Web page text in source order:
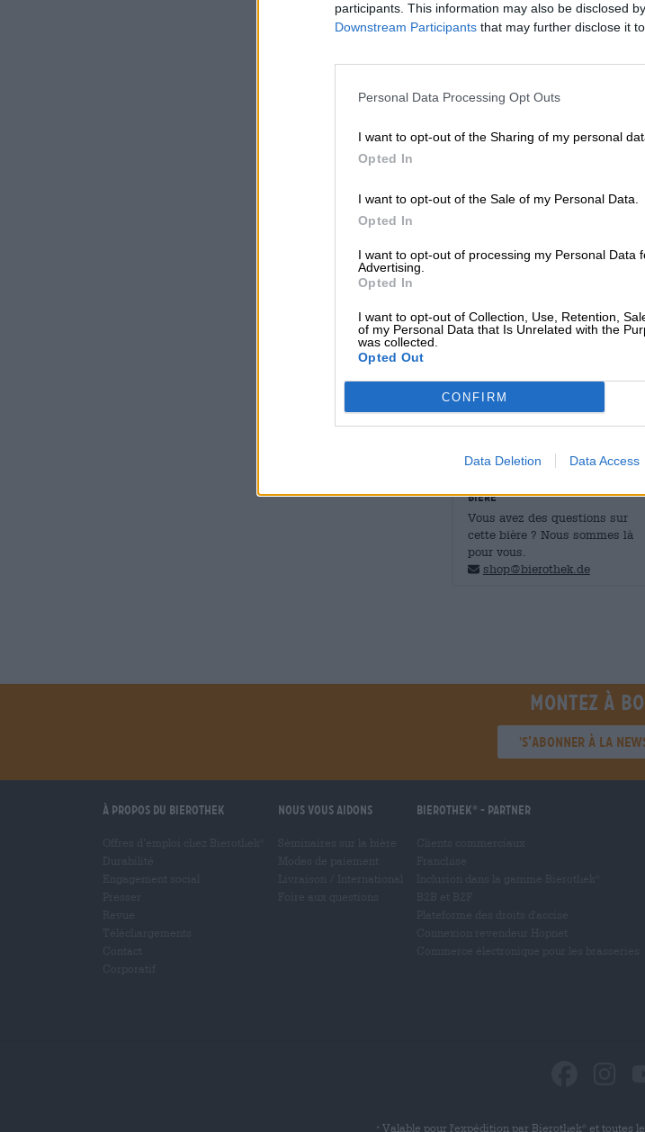
participants. This information may also be disclosed
Downstream Participants that may further disclose it
Personal Data Processing Opt Outs
I want to opt-out of the Sharing of my personal
Opted In
I want to opt-out of the Sale of my Personal Data.
Opted In
I want to opt-out of processing my Personal Data
Advertising.
Opted In
I want to opt-out of Collection, Use, Retention,
of my Personal Data that Is Unrelated with the
was collected.
Opted Out
CONFIRM
Data Deletion Data Access
Description Info
La Pilsner classique est un
de houblon et pas de
La brasserie Musa ne
véritable claque de
traditionnelle contient
variété de saveurs dans le
Musas Psycho Pilsner se
bouquet allant de l'herbe
de grain robuste et de malt
apporte du contraste et
couronne de mousse
Nous proposons cette
en boîte, c'est une question
à tous ceux qui aiment la
BIÈRE
Vous avez des questions sur
cette bière ? Nous sommes là
pour vous.
shop@bierothek.de
Montez à
'S’abonner à la
À propos du Bierothek Nous vous aidons Bierothek - Partner
* Valable pour l'expédition par Bierothek et toutes